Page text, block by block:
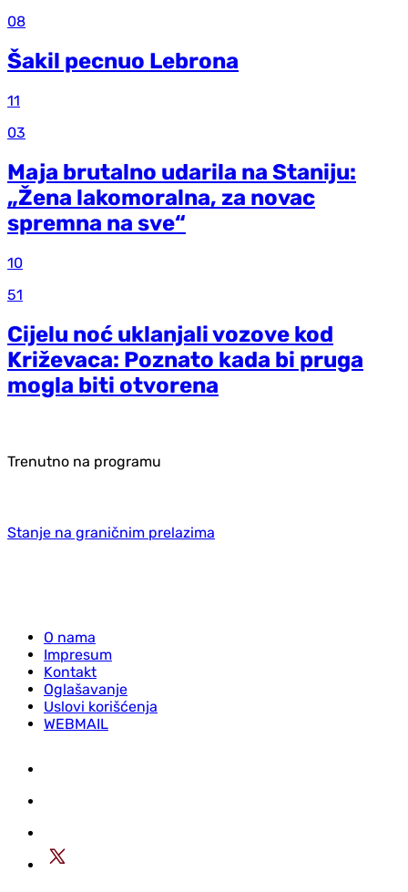
08
Šakil pecnuo Lebrona
11
03
Maja brutalno udarila na Staniju:
„Žena lakomoralna, za novac
spremna na sve“
10
51
Cijelu noć uklanjali vozove kod
Križevaca: Poznato kada bi pruga
mogla biti otvorena
Trenutno na programu
Stanje na graničnim prelazima
O nama
Impresum
Kontakt
Oglašavanje
Uslovi korišćenja
WEBMAIL